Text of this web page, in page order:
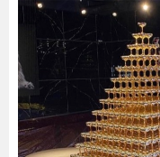
企業インタビュー
副業